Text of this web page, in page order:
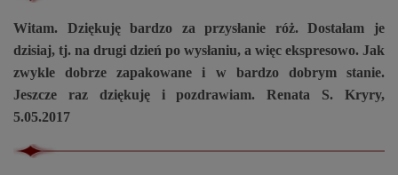
Witam. Dziękuję bardzo za przysłanie róż. Dostałam je
dzisiaj, tj. na drugi dzień po wysłaniu, a więc ekspresowo. Jak
zwykle dobrze zapakowane i w bardzo dobrym stanie.
Jeszcze raz dziękuję i pozdrawiam. Renata S. Kryry,
5.05.2017